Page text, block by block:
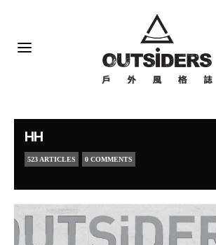
HH
523 ARTICLES 0 COMMENTS